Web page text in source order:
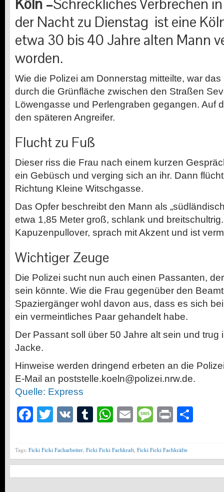
Köln –Schreckliches Verbrechen
der Nacht zu Dienstag ist eine
etwa 30 bis 40 Jahre alten Mann
worden.
Wie die Polizei am Donnerstag mitteilte, war
durch die Grünfläche zwischen den Straßen
Löwengasse und Perlengraben gegangen. Auf
den späteren Angreifer.
Flucht zu Fuß
Dieser riss die Frau nach einem kurzen
ein Gebüsch und verging sich an ihr. Dann
Richtung Kleine Witschgasse.
Das Opfer beschreibt den Mann als
etwa 1,85 Meter groß, schlank und
Kapuzenpullover, sprach mit Akzent und ist
Wichtiger Zeuge
Die Polizei sucht nun auch einen Passanten,
sein könnte. Wie die Frau gegenüber den
Spaziergänger wohl davon aus, dass es sich
ein vermeintliches Paar gehandelt habe.
Der Passant soll über 50 Jahre alt sein und trug
Jacke.
Hinweise werden dringend erbeten an die
E-Mail an poststelle.koeln@polizei.nrw.de.
Quelle: Express
Facebook
Twitter
VK Tumblr
WhatsApp
EmailMessage
Print
Tags: Ficki Ficki Facharbeiter Ficki Ficki Fachkraft Ficki Ficki Fachkräfte